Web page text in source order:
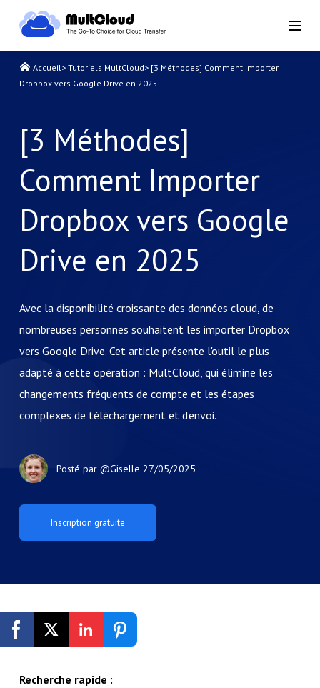
Accueil> Tutoriels MultCloud> [3 Méthodes] Comment Importer
Dropbox vers Google Drive en 2025
[3 Méthodes]
Comment Importer
Dropbox vers Google
Drive en 2025
Avec la disponibilité croissante des données cloud, de
nombreuses personnes souhaitent les importer Dropbox
vers Google Drive. Cet article présente l'outil le plus
adapté à cette opération : MultCloud, qui élimine les
changements fréquents de compte et les étapes
complexes de téléchargement et d'envoi.
Posté par @Giselle 27/05/2025
Recherche rapide :